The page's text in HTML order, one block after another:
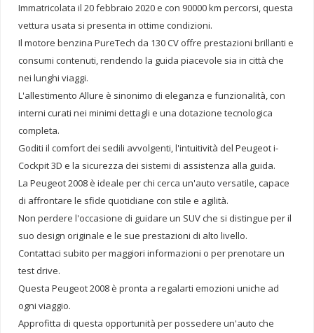
Immatricolata il 20 febbraio 2020 e con 90000 km percorsi, questa
vettura usata si presenta in ottime condizioni.
Il motore benzina PureTech da 130 CV offre prestazioni brillanti e
consumi contenuti, rendendo la guida piacevole sia in città che
nei lunghi viaggi.
L'allestimento Allure è sinonimo di eleganza e funzionalità, con
interni curati nei minimi dettagli e una dotazione tecnologica
completa.
Goditi il comfort dei sedili avvolgenti, l'intuitività del Peugeot i-
Cockpit 3D e la sicurezza dei sistemi di assistenza alla guida.
La Peugeot 2008 è ideale per chi cerca un'auto versatile, capace
di affrontare le sfide quotidiane con stile e agilità.
Non perdere l'occasione di guidare un SUV che si distingue per il
suo design originale e le sue prestazioni di alto livello.
Contattaci subito per maggiori informazioni o per prenotare un
test drive.
Questa Peugeot 2008 è pronta a regalarti emozioni uniche ad
ogni viaggio.
Approfitta di questa opportunità per possedere un'auto che